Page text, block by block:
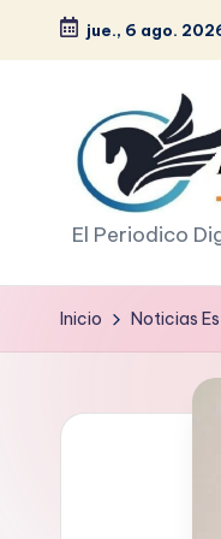
Saltar
contenido
jue., 6 ago.
p
e
g
El Periodico
Inicio Noticias